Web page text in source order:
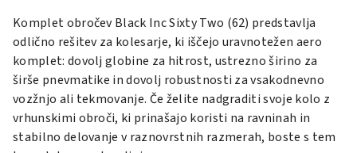
Komplet obročev Black Inc Sixty Two (62) predstavlja
odlično rešitev za kolesarje, ki iščejo uravnotežen aero
komplet: dovolj globine za hitrost, ustrezno širino za
širše pnevmatike in dovolj robustnosti za vsakodnevno
vozžnjo ali tekmovanje. Če želite nadgraditi svoje kolo z
vrhunskimi obroči, ki prinašajo koristi na ravninah in
stabilno delovanje v raznovrstnih razmerah, boste s tem